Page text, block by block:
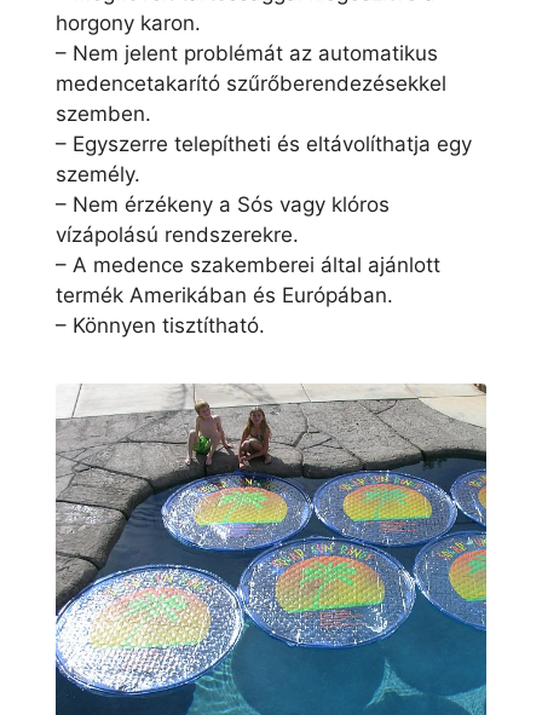
horgony karon.
– Nem jelent problémát az automatikus
medencetakarító szűrőberendezésekkel
szemben.
– Egyszerre telepítheti és eltávolíthatja egy
személy.
– Nem érzékeny a Sós vagy klóros
vízápolású rendszerekre.
– A medence szakemberei által ajánlott
termék Amerikában és Európában.
– Könnyen tisztítható.